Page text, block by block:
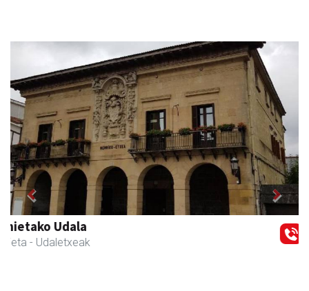
Osane belar eta eko denda
Urnieta - Akupuntura
Previous Next